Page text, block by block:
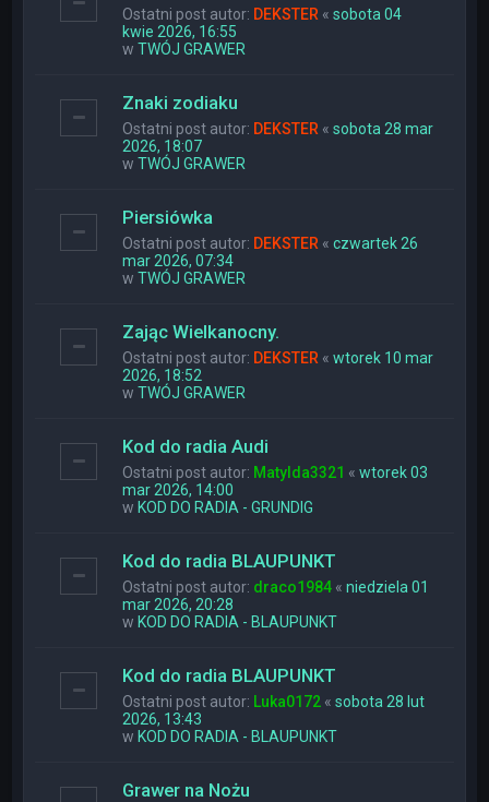
Ostatni post autor: DEKSTER «sobota 04
kwie 2026, 16:55
wTWÓJ GRAWER
Znaki zodiaku
Ostatni post autor: DEKSTER «sobota 28 mar
2026, 18:07
wTWÓJ GRAWER
Piersiówka
Ostatni post autor: DEKSTER «czwartek 26
mar 2026, 07:34
wTWÓJ GRAWER
Zając Wielkanocny.
Ostatni post autor: DEKSTER «wtorek 10 mar
2026, 18:52
wTWÓJ GRAWER
Kod do radia Audi
Ostatni post autor: Matylda3321 «wtorek 03
mar 2026, 14:00
w KOD DO RADIA - GRUNDIG
Kod do radia BLAUPUNKT
Ostatni post autor: draco1984 «niedziela 01
mar 2026, 20:28
w KOD DO RADIA - BLAUPUNKT
Kod do radia BLAUPUNKT
Ostatni post autor: Luka0172 «sobota 28 lut
2026, 13:43
w KOD DO RADIA - BLAUPUNKT
Grawer na Nożu